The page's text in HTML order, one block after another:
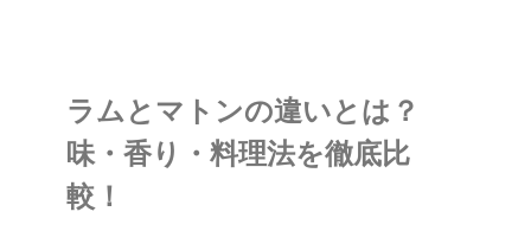
ラムとマトンの違いとは？
味・香り・料理法を徹底比
較！